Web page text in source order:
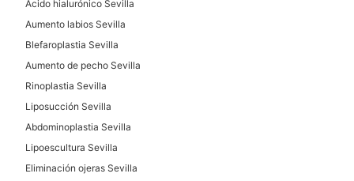
Ácido hialurónico Sevilla
Aumento labios Sevilla
Blefaroplastia Sevilla
Aumento de pecho Sevilla
Rinoplastia Sevilla
Liposucción Sevilla
Abdominoplastia Sevilla
Lipoescultura Sevilla
Eliminación ojeras Sevilla